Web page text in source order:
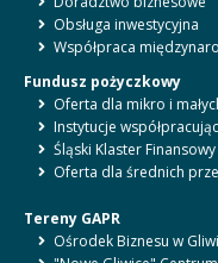
Obsługa inwestycyjna
Współpraca
Fundusz pożyczkowy
Oferta dla mikro i
Instytucje
Śląski Klaster Finansowy
Oferta dla średnich
Tereny GAPR
Ośrodek Biznesu w